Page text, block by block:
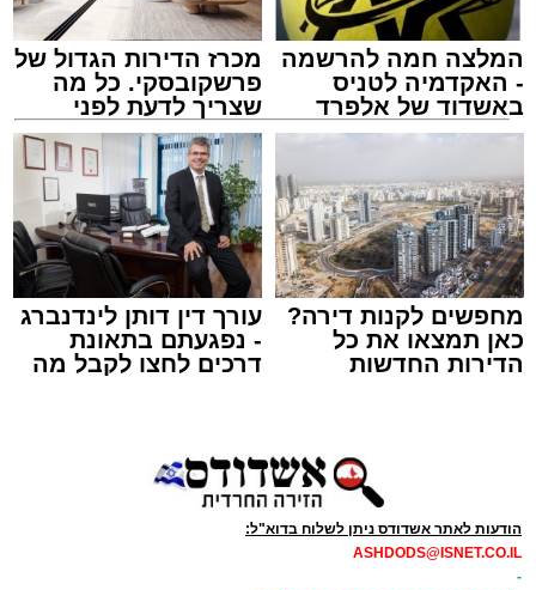
זה היה ארוע יוצא דופן. בלי מילים.
במשך שעות ארוכות של ליל שישי, נהנו המונים
מתושבי אשדוד מהארוע המרכזי של 'מעגלים'.
ואכן, כפי שהובטח, לא היה מדובר במופע שגרתי,
אלא במעמד של טיש חסידי אותנטי, שהצליח
לסחוף אליו את ההמונים מעומק ימי החולין - אל
המלצה חמה להרשמה
- האקדמיה לטניס
באשדוד של אלפרד
קריאולנסקי - לילדים
מכרז הדירות הגדול של
פרשקובסקי. כל מה
שצריך לדעת לפני
שמגישים הצעה לדירה
באשדוד
מחפשים לקנות דירה?
כאן תמצאו את כל
הדירות החדשות
עורך דין דותן לינדנברג
- נפגעתם בתאונת
דרכים לחצו לקבל מה
הודעות לאתר אשדודס ניתן לשלוח בדוא"ל:
ASHDODS@ISNET.CO.IL
-